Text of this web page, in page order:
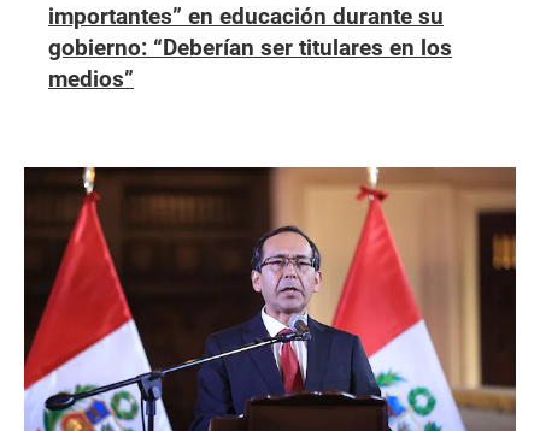
importantes” en educación durante su
gobierno: “Deberían ser titulares en los
medios”